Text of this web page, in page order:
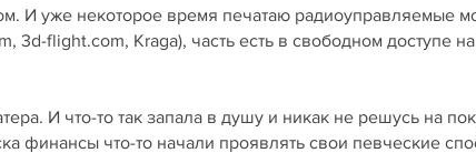
И уже некоторое время печатаю радиоуправляемые
3d-flight.com, Kraga), часть есть в свободном доступе
И что-то так запала в душу и никак не решусь на
финансы что-то начали проявлять свои певческие